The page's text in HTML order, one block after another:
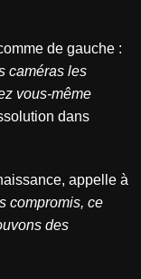
de gauche :
caméras les
vous-même
dans
appelle à
compromis, ce
des